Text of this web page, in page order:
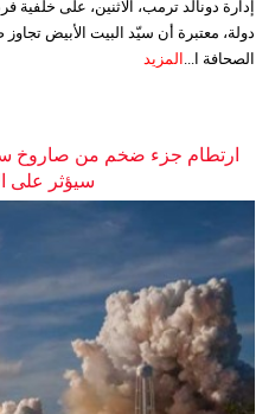
دولة، معتبرة أن سيّد البيت الأبيض تجاوز
الصحافة ا... المزيد
ارتطام جزء ضخم من صاروخ
سيؤثر على